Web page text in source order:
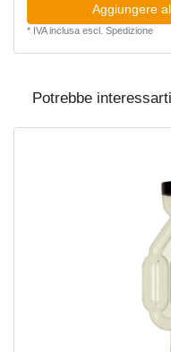
Aggiungere
* IVA inclusaescl. Spedizione
Potrebbe